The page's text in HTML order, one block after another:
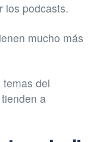
los podcasts.
mucho más
del
a